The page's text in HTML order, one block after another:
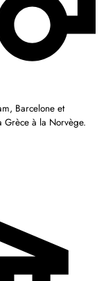
Barcelone et
Grèce à la Norvège.